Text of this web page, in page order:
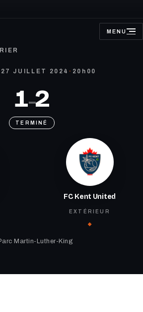
MENU
OUVRIR
LE
27 JUILLET 2024 · 20h00
1–2
TERMINÉ
FC Kent United
EXTÉRIEUR
Martin-Luther-King